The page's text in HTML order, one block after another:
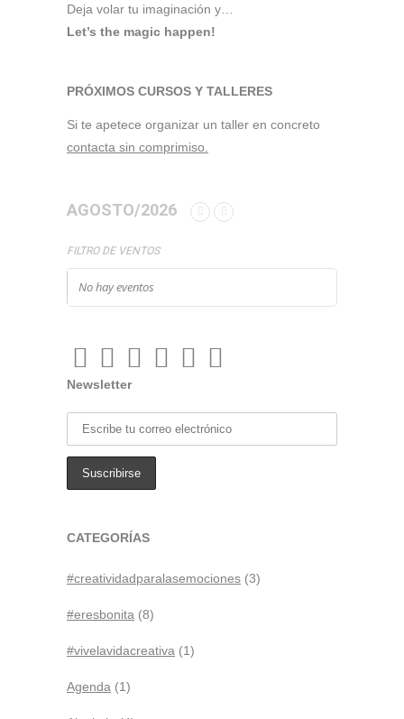
Deja volar tu imaginación y…
Let’s the magic happen!
PRÓXIMOS CURSOS Y TALLERES
Si te apetece organizar un taller en concreto
contacta sin comprimiso.
AGOSTO/2026
FILTRO DE VENTOS
No hay eventos
Newsletter
CATEGORÍAS
#creatividadparalasemociones (3)
#eresbonita (8)
#vivelavidacreativa (1)
Agenda (1)